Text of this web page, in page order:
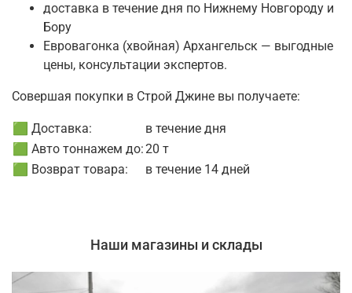
доставка в течение дня по Нижнему Новгороду и
Бору
Евровагонка (хвойная) Архангельск — выгодные
цены, консультации экспертов.
Совершая покупки в Строй Джине вы получаете:
🟩 Доставка:
в течение дня
🟩 Авто тоннажем до:20 т
🟩 Возврат товара:
в течение 14 дней
Наши магазины и склады